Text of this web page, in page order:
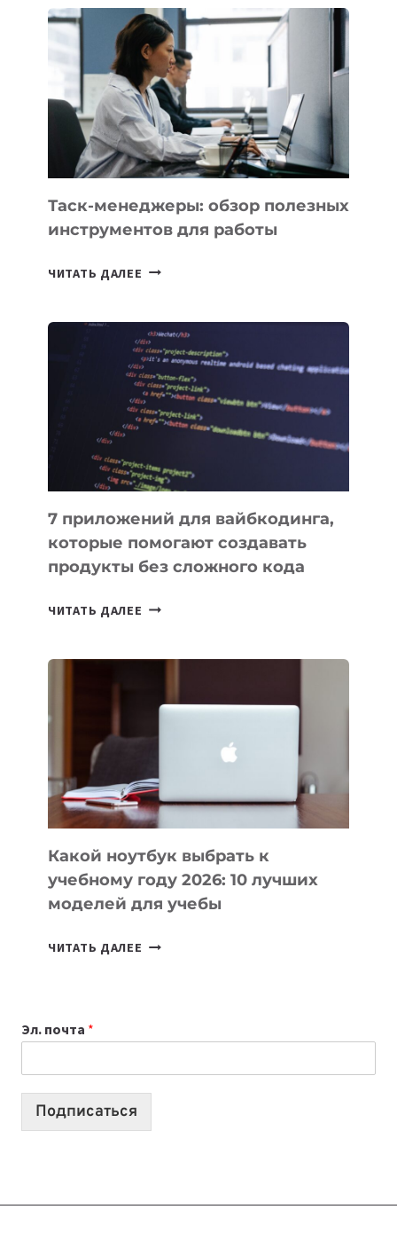
НОВЫЕ
ПРЕДМЕТЫ
ПО
ИСКУССТВЕННОМУ
ИНТЕЛЛЕКТУ
Таск-менеджеры: обзор полезных
инструментов для работы
ЧИТАТЬ ДАЛЕЕ ТАСК-
ПОЛЕЗНЫХ
ИНСТРУМЕНТОВ
ДЛЯ
РАБОТЫ
7 приложений для вайбкодинга,
которые помогают создавать
продукты без сложного кода
ЧИТАТЬ ДАЛЕЕ 7
ПОМОГАЮТ
СОЗДАВАТЬ
БЕЗ
СЛОЖНОГО
КОДА
Какой ноутбук выбрать к
учебному году 2026: 10 лучших
моделей для учебы
ЧИТАТЬ ДАЛЕЕ КАКОЙ
2026:
10
Эл. почта *
Подписаться